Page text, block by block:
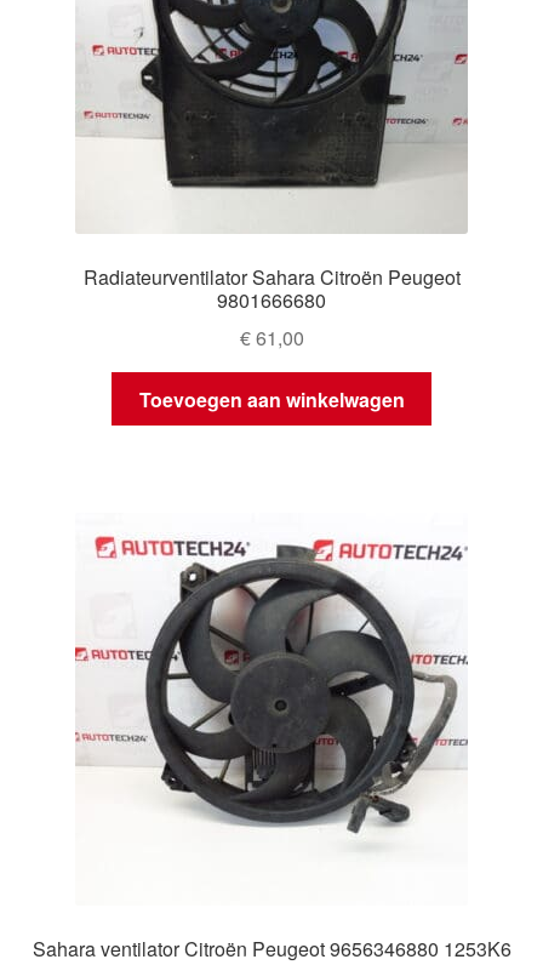
Radiateurventilator Sahara Citroën Peugeot
9801666680
€61,00
Toevoegen aan winkelwagen
Sahara ventilator Citroën Peugeot 9656346880 1253K6